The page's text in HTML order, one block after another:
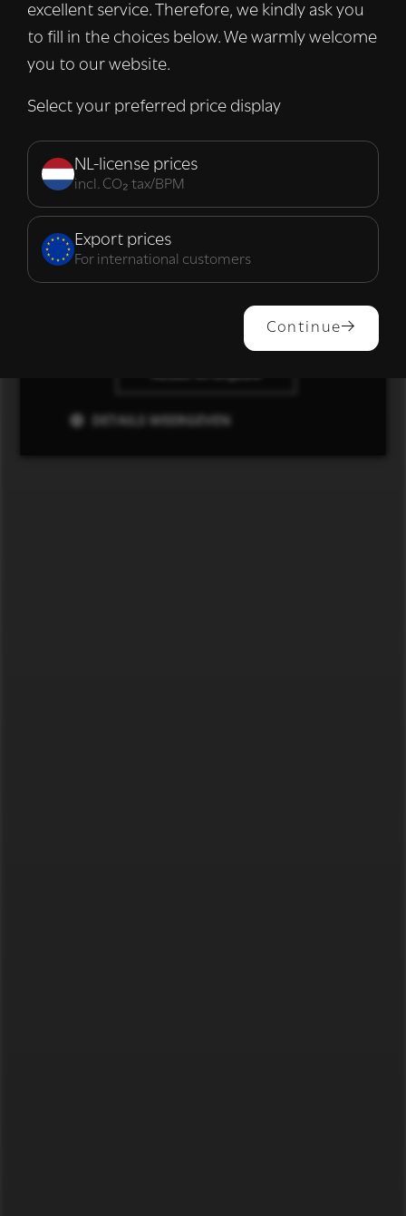
excellent service. Therefore, we kindly ask you
to fill in the choices below. We warmly welcome
you to our website.
Select your preferred price display
NL-license prices
incl. CO₂ tax/BPM
Export prices
For international customers
Continue
met onze advertentie- en analysepartners,
die deze kunnen combineren met andere
informatie die u aan hen heeft verstrekt of
van hun diensten. Lees verder
Strikt
noodzakelijk
Prestatie Targeting
ALLES ACCEPTEREN
DETAILS WEERGEVEN